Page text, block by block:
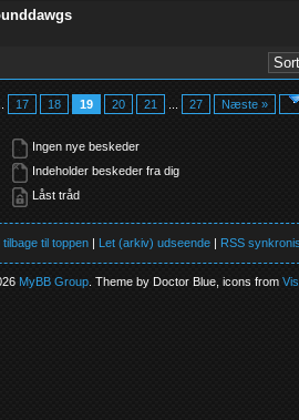
5 i gennemsnit
12345
17 18 19 20 21 27 Næste »
Ingen nye beskeder
Indeholder beskeder fra dig
Låst tråd
tilbage til toppen | Let (arkiv) udseende | RSS
MyBB Group . Theme by Doctor Blue, icons from